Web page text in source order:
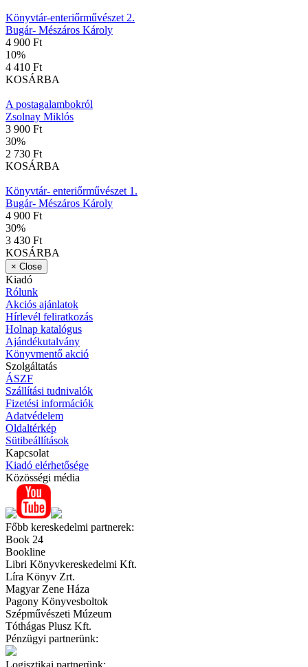
Könyvtár-enteriőrművészet 2.
Bugár- Mészáros Károly
4 900 Ft
10%
4 410 Ft
KOSÁRBA
A postagalambokról
Zsolnay Miklós
3 900 Ft
30%
2 730 Ft
KOSÁRBA
Könyvtár- enteriőrművészet 1.
Bugár- Mészáros Károly
4 900 Ft
30%
3 430 Ft
KOSÁRBA
× Close
Kiadó
Rólunk
Akciós ajánlatok
Hírlevél feliratkozás
Holnap katalógus
Ajándékutalvány
Könyvmentő akció
Szolgáltatás
ÁSZF
Szállítási tudnivalók
Fizetési információk
Adatvédelem
Oldaltérkép
Sütibeállítások
Kapcsolat
Kiadó elérhetősége
Közösségi média
Főbb kereskedelmi partnerek:
Book 24
Bookline
Libri Könyvkereskedelmi Kft.
Líra Könyv Zrt.
Magyar Zene Háza
Pagony Könyvesboltok
Szépművészeti Múzeum
Tóthágas Plusz Kft.
Pénzügyi partnerünk:
Logisztikai partnerünk: